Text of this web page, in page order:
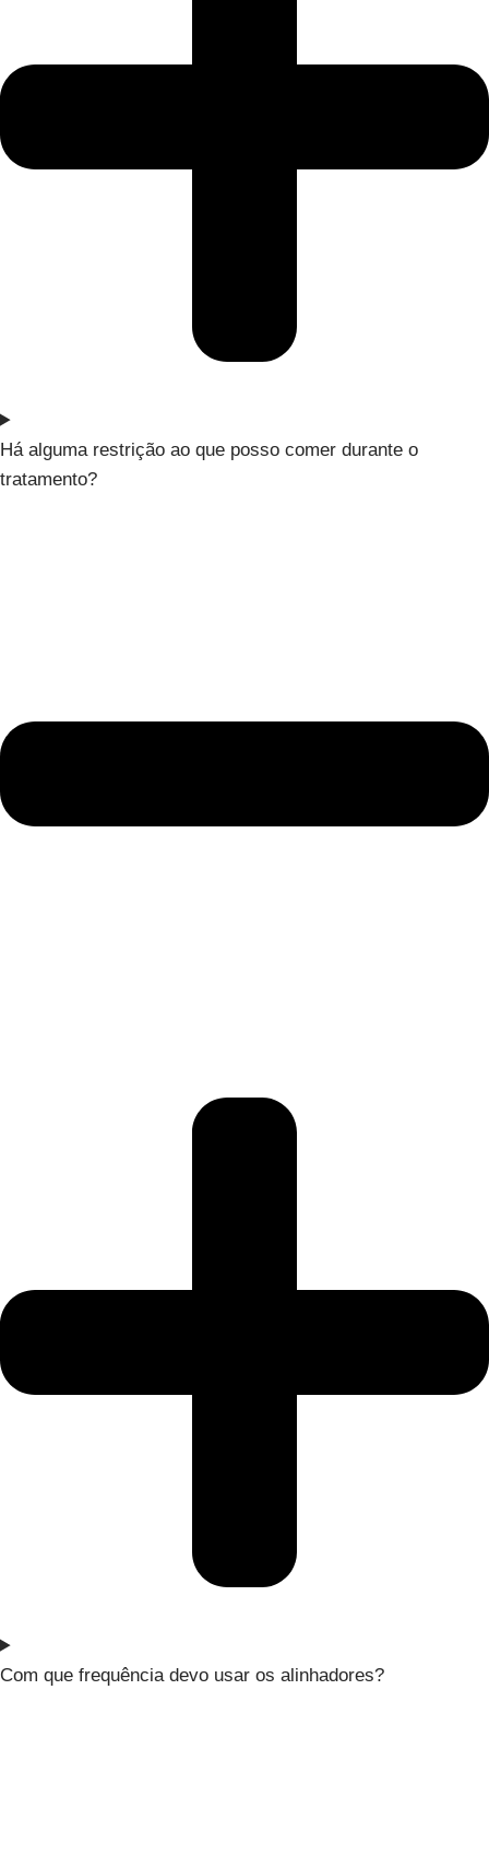
Há alguma restrição ao que posso comer durante o
tratamento?
Com que frequência devo usar os alinhadores?